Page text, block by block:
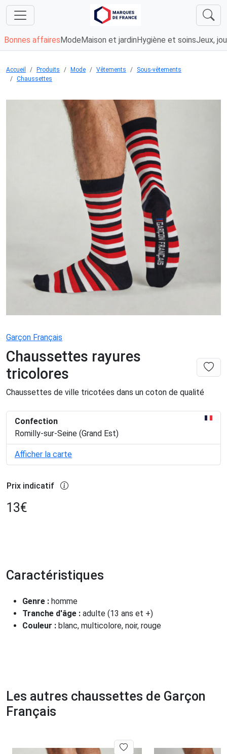
Bonnes affaires Mode Maison et jardin Hygiène et soinsJeux,
Accueil Produits Mode Vêtements
Sous-vêtements
Chaussettes
Garçon Français
Chaussettes rayures
tricolores
Chaussettes de ville tricotées dans un coton de qualité
Confection
Romilly-sur-Seine (Grand Est)
Afficher la carte
Prix indicatif
13€
Caractéristiques
Genre : homme
Tranche d'âge : adulte (13 ans et +)
Couleur : blanc, multicolore, noir, rouge
Les autres chaussettes de Garçon
Français